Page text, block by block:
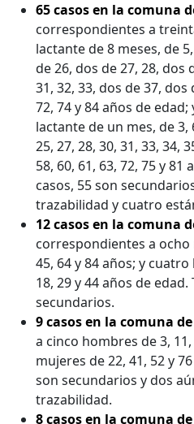
65 casos en la comuna
correspondientes a
lactante de 8 meses, de
de 26, dos de 27, 28, dos
31, 32, 33, dos de 37, dos
72, 74 y 84 años de
lactante de un mes, de 3,
25, 27, 28, 30, 31, 33, 34,
58, 60, 61, 63, 72, 75 y 81
casos, 55 son
trazabilidad y cuatro
12 casos en la comuna
correspondientes a ocho
45, 64 y 84 años; y
18, 29 y 44 años de
secundarios.
9 casos en la comuna
a cinco hombres de 3,
mujeres de 22, 41, 52 y
son secundarios y dos
trazabilidad.
8 casos en la comuna